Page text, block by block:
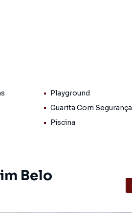
Playground
Guarita Com Segurança
Piscina
Belo